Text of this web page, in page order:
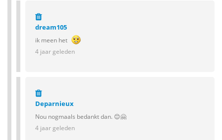
dream105
ik meen het
4 jaar geleden
Deparnieux
Nou nogmaals bedankt dan. 😊🤗
4 jaar geleden